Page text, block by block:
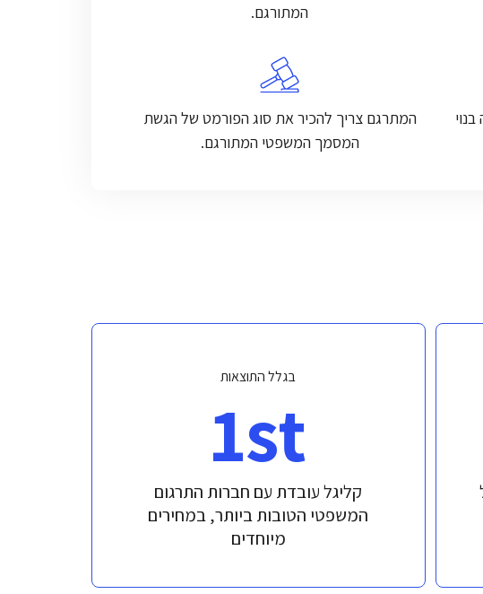
המתורגם.
המתרגם צריך להכיר את סוג הפורמט של הגשת
המסמך המשפטי המתורגם.
בגלל התוצאות
1st
קליגל עובדת עם חברות התרגום
המשפטי הטובות ביותר, במחירים
מיוחדים